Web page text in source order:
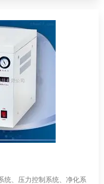
统、压力控制系统、净化系